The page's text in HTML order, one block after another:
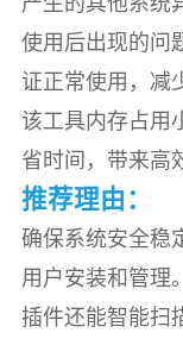
使用后出现的问
证正常使用，减
该工具内存占用
省时间，带来高
推荐理由：
确保系统安全稳
用户安装和管理。
插件还能智能扫